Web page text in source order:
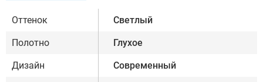
Оттенок Светлый
Полотно Глухое
Дизайн Современный